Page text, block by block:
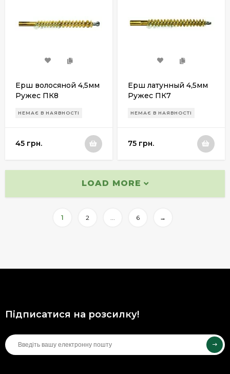
Ерш волосяной 4,5мм
Ружес ПК8
НЕМАЄ В НАЯВНОСТІ
45 грн.
Ерш латунный 4,5мм
Ружес ПК7
НЕМАЄ В НАЯВНОСТІ
75 грн.
LOAD MORE
1 2 6 →
Підписатися на розсилку!